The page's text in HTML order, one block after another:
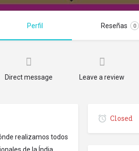
Perfil Reseñas 0
Direct message Leave a review
realizamos todos
Closed